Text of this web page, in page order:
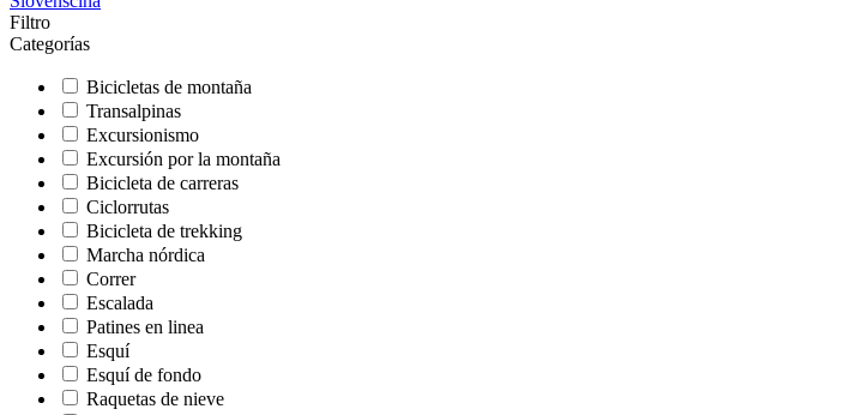
Filtro
Categorías
Bicicletas de montaña
Transalpinas
Excursionismo
Excursión por la montaña
Bicicleta de carreras
Ciclorrutas
Bicicleta de trekking
Marcha nórdica
Correr
Escalada
Patines en linea
Esquí
Esquí de fondo
Raquetas de nieve